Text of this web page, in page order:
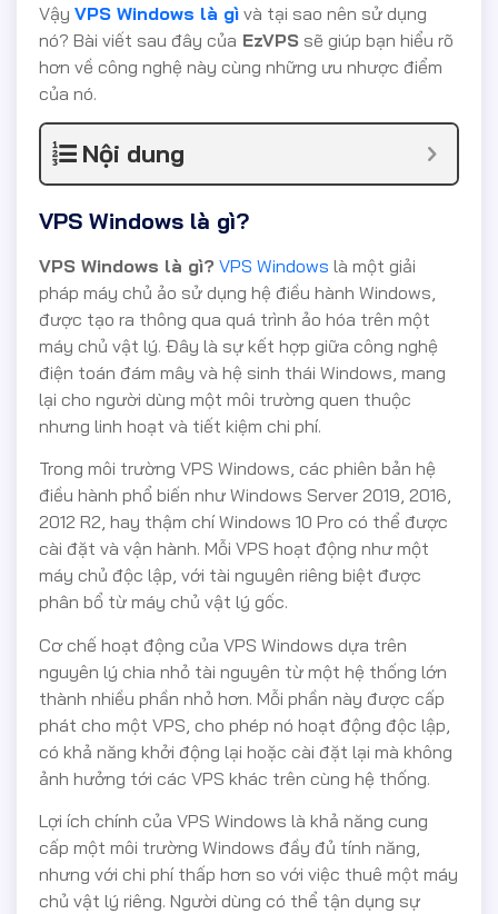
Vậy VPS Windows là gì và tại sao nên sử dụng
nó? Bài viết sau đây của EzVPS sẽ giúp bạn hiểu rõ
hơn về công nghệ này cùng những ưu nhược điểm
của nó.
Nội dung
VPS Windows là gì?
VPS Windows là gì? VPS Windows là một giải
pháp máy chủ ảo sử dụng hệ điều hành Windows,
được tạo ra thông qua quá trình ảo hóa trên một
máy chủ vật lý. Đây là sự kết hợp giữa công nghệ
điện toán đám mây và hệ sinh thái Windows, mang
lại cho người dùng một môi trường quen thuộc
nhưng linh hoạt và tiết kiệm chi phí.
Trong môi trường VPS Windows, các phiên bản hệ
điều hành phổ biến như Windows Server 2019, 2016,
2012 R2, hay thậm chí Windows 10 Pro có thể được
cài đặt và vận hành. Mỗi VPS hoạt động như một
máy chủ độc lập, với tài nguyên riêng biệt được
phân bổ từ máy chủ vật lý gốc.
Cơ chế hoạt động của VPS Windows dựa trên
nguyên lý chia nhỏ tài nguyên từ một hệ thống lớn
thành nhiều phần nhỏ hơn. Mỗi phần này được cấp
phát cho một VPS, cho phép nó hoạt động độc lập,
có khả năng khởi động lại hoặc cài đặt lại mà không
ảnh hưởng tới các VPS khác trên cùng hệ thống.
Lợi ích chính của VPS Windows là khả năng cung
cấp một môi trường Windows đầy đủ tính năng,
nhưng với chi phí thấp hơn so với việc thuê một máy
chủ vật lý riêng. Người dùng có thể tận dụng sự